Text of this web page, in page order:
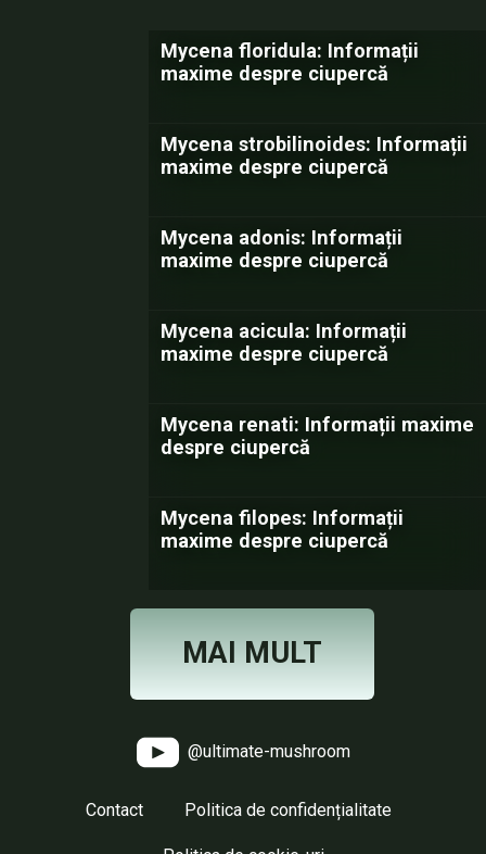
Mycena floridula: Informații
maxime despre ciupercă
Mycena strobilinoides: Informații
maxime despre ciupercă
Mycena adonis: Informații
maxime despre ciupercă
Mycena acicula: Informații
maxime despre ciupercă
Mycena renati: Informații maxime
despre ciupercă
Mycena filopes: Informații
maxime despre ciupercă
MAI MULT
@ultimate-mushroom
Contact Politica de confidențialitate